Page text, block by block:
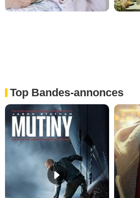
Top Bandes-annonces